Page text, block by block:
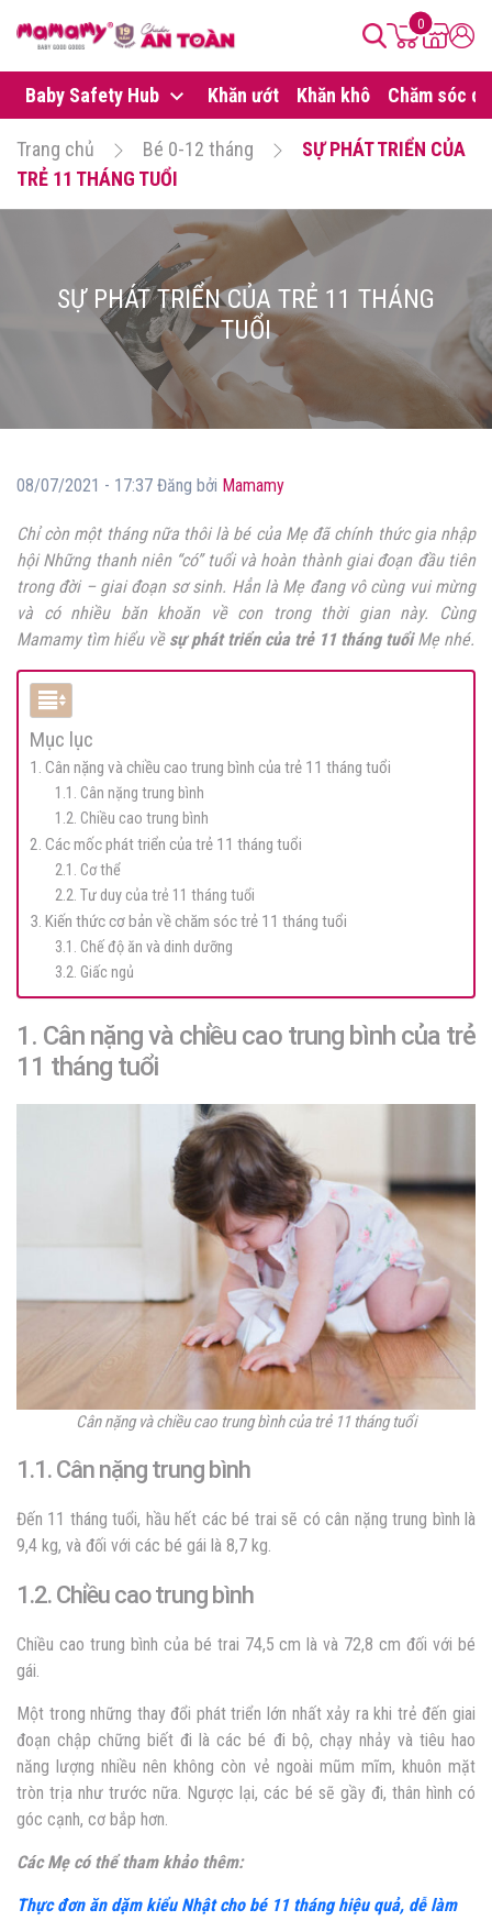
0
Baby Safety Hub Khăn ướt Khăn khô Chăm sóc da
Trang chủ Bé 0-12 tháng
SỰ PHÁT TRIỂN CỦA
TRẺ 11 THÁNG TUỔI
SỰ PHÁT TRIỂN CỦA TRẺ 11 THÁNG
TUỔI
08/07/2021 - 17:37 Đăng bởi Mamamy
Chỉ còn một tháng nữa thôi là bé của Mẹ đã chính thức gia nhập
hội Những thanh niên “có” tuổi và hoàn thành giai đoạn đầu tiên
trong đời – giai đoạn sơ sinh. Hẳn là Mẹ đang vô cùng vui mừng
và có nhiều băn khoăn về con trong thời gian này. Cùng
Mamamy tìm hiểu về sự phát triển của trẻ 11 tháng tuổiMẹ nhé.
Mục lục
1. Cân nặng và chiều cao trung bình của trẻ 11 tháng tuổi
1.1. Cân nặng trung bình
1.2. Chiều cao trung bình
2. Các mốc phát triển của trẻ 11 tháng tuổi
2.1. Cơ thể
2.2. Tư duy của trẻ 11 tháng tuổi
3. Kiến thức cơ bản về chăm sóc trẻ 11 tháng tuổi
3.1. Chế độ ăn và dinh dưỡng
3.2. Giấc ngủ
1. Cân nặng và chiều cao trung bình của trẻ
11 tháng tuổi
Cân nặng và chiều cao trung bình của trẻ 11 tháng tuổi
1.1. Cân nặng trung bình
Đến 11 tháng tuổi, hầu hết các bé trai sẽ có cân nặng trung bình là
9,4 kg, và đối với các bé gái là 8,7 kg.
1.2. Chiều cao trung bình
Chiều cao trung bình của bé trai 74,5 cm là và 72,8 cm đối với bé
gái.
Một trong những thay đổi phát triển lớn nhất xảy ra khi trẻ đến giai
đoạn chập chững biết đi là các bé đi bộ, chạy nhảy và tiêu hao
năng lượng nhiều nên không còn vẻ ngoài mũm mĩm, khuôn mặt
tròn trịa như trước nữa. Ngược lại, các bé sẽ gầy đi, thân hình có
góc cạnh, cơ bắp hơn.
Các Mẹ có thể tham khảo thêm:
Thực đơn ăn dặm kiểu Nhật cho bé 11 tháng hiệu quả, dễ làm